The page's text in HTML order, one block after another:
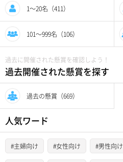
1〜20名（411）
101〜999名（106）
過去に開催された懸賞を確認しよう！
過去開催された懸賞を探す
過去の懸賞（669）
人気ワード
#主婦向け #女性向け #男性向け